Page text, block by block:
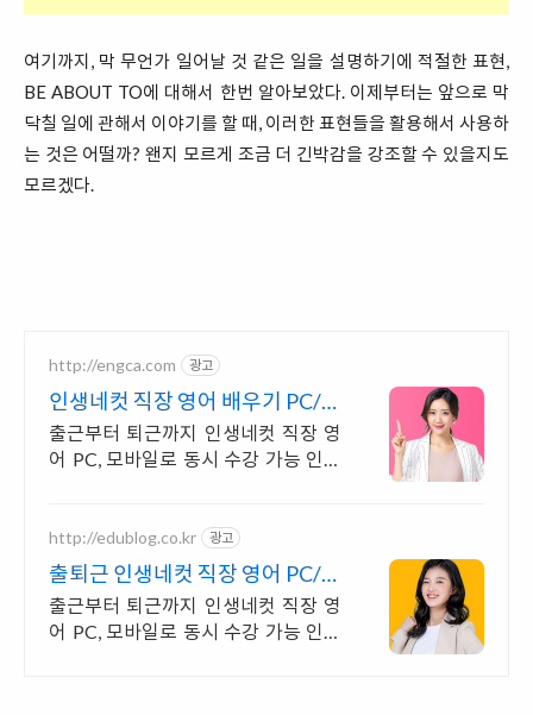
여기까지, 막 무언가 일어날 것 같은 일을 설명하기에 적절한 표현,
BE ABOUT TO에 대해서 한번 알아보았다. 이제부터는 앞으로 막
닥칠 일에 관해서 이야기를 할 때, 이러한 표현들을 활용해서 사용하
는 것은 어떨까? 왠지 모르게 조금 더 긴박감을 강조할 수 있을지도
모르겠다.
http://engca.com 광고
인생네컷 직장 영어 배우기 PC/스
마트폰 동영상강의
출근부터 퇴근까지 인생네컷 직장 영
어 PC, 모바일로 동시 수강 가능 인강
http://edublog.co.kr 광고
출퇴근 인생네컷 직장 영어 PC/스
마트폰 동영상강의
출근부터 퇴근까지 인생네컷 직장 영
어 PC, 모바일로 동시 수강 가능 인강